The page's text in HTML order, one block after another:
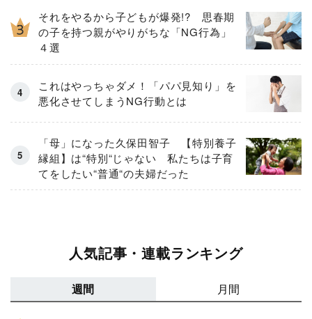
それをやるから子どもが爆発!? 思春期
の子を持つ親がやりがちな「NG行為」
４選
これはやっちゃダメ！「パパ見知り」を
悪化させてしまうNG行動とは
「母」になった久保田智子 【特別養子
縁組】は“特別“じゃない 私たちは子育
てをしたい“普通“の夫婦だった
人気記事・連載ランキング
週間 月間